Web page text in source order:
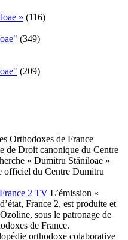
» (116)
(349)
(209)
Orthodoxes de France
de Droit canonique du Centre
« Dumitru Stăniloae »
officiel du Centre Dumitru
2 TV L’émission «
France 2, est produite et
sous le patronage de
de France.
orthodoxe colaborative